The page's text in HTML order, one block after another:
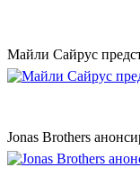
Майли Сайрус
Jonas Brothers